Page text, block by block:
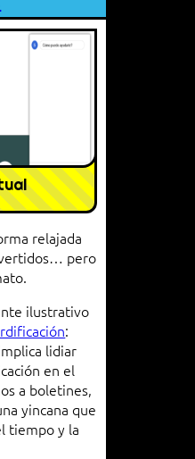
relajada
pero
ilustrativo
:
lidiar
en el
a boletines,
yincana que
tiempo y la